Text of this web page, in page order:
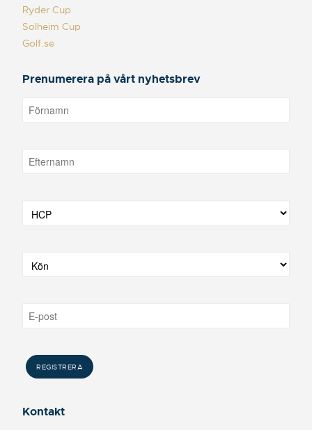
Ryder Cup
Solheim Cup
Golf.se
Prenumerera på vårt nyhetsbrev
Kontakt